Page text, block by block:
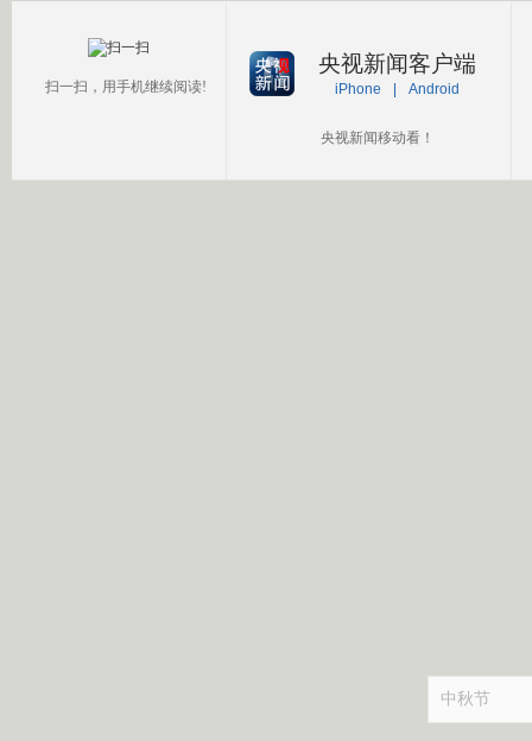
扫一扫，用手机继续阅读!
央视新闻客户端
iPhone Android
央视新闻移动看！